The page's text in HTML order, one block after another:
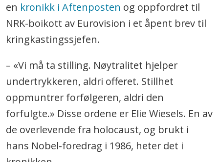
en kronikk i Aftenposten og oppfordret til
NRK-boikott av Eurovision i et åpent brev til
kringkastingssjefen.
– «Vi må ta stilling. Nøytralitet hjelper
undertrykkeren, aldri offeret. Stillhet
oppmuntrer forfølgeren, aldri den
forfulgte.» Disse ordene er Elie Wiesels. En av
de overlevende fra holocaust, og brukt i
hans Nobel-foredrag i 1986, heter det i